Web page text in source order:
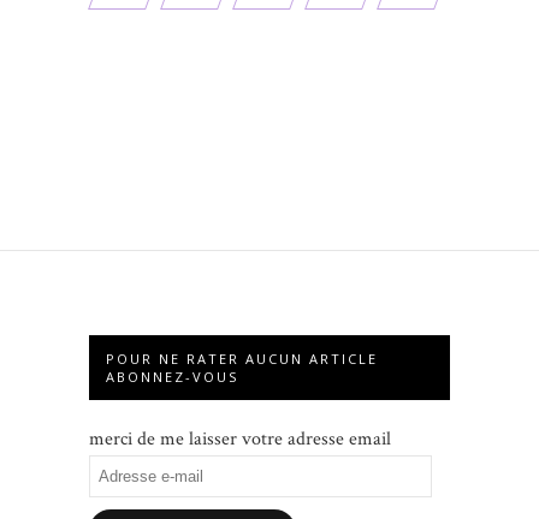
POUR NE RATER AUCUN ARTICLE
ABONNEZ-VOUS
merci de me laisser votre adresse email
Adresse
e-